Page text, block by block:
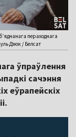
пераходнага
Дзюк / Белсат
ўпраўлення
сачэння
еўрапейскіх